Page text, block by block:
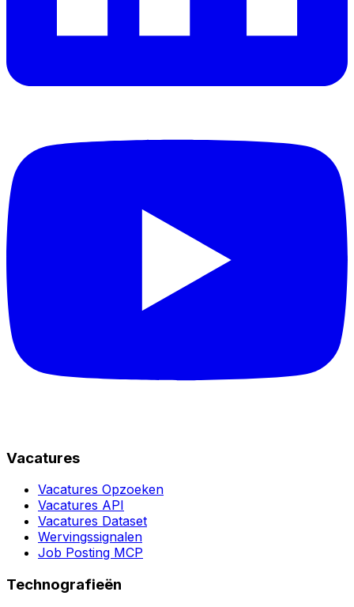
Vacatures
Vacatures Opzoeken
Vacatures API
Vacatures Dataset
Wervingssignalen
Job Posting MCP
Technografieën